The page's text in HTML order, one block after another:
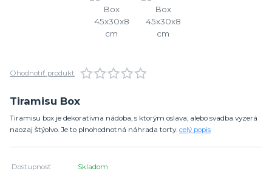
Ohodnotiť produkt
Tiramisu Box
Tiramisu box je dekoratívna nádoba, s ktorým oslava, alebo svadba vyzerá
naozaj štýolvo. Je to plnohodnotná náhrada torty. celý popis
Dostupnosť Skladom